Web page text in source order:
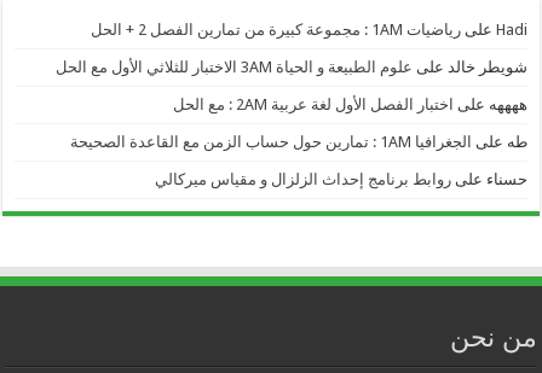
Hadi علىرياضيات 1AM : مجموعة كبيرة من تمارين الفصل 2 + الحل
شويطر خالد على علوم الطبيعة و الحياة 3AM الاختبار للثلاثي الأول مع الحل
ههههه على اختبار الفصل الأول لغة عربية 2AM : مع الحل
طه على الجغرافيا 1AM : تمارين حول حساب الزمن مع القاعدة الصحيحة
حسناء علىروابط برنامج إحداث الزلزال و مقياس ميركالي
من نحن